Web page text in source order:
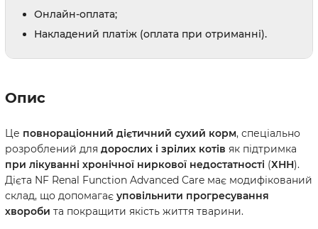
Онлайн-оплата;
Накладений платіж (оплата при отриманні).
Опис
Це повнораціонний дієтичний сухий корм, спеціально
розроблений для дорослих і зрілих котів як підтримка
при лікуванні хронічної ниркової недостатності (ХНН).
Дієта NF Renal Function Advanced Care має модифікований
склад, що допомагає уповільнити прогресування
хвороби та покращити якість життя тварини.